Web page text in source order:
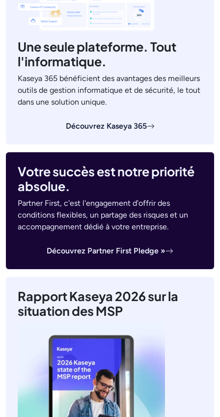
Une seule plateforme. Tout
l'informatique.
Kaseya 365 bénéficient des avantages des meilleurs
outils de gestion informatique et de sécurité, le tout
dans une solution unique.
Découvrez Kaseya 365
Votre succès est notre priorité
absolue.
Partner First, c'est l'engagement d'offrir des
conditions flexibles, un partage des risques et un
accompagnement dédié à votre entreprise.
Découvrez Partner First Pledge »
Rapport Kaseya 2026 sur la
situation des MSP